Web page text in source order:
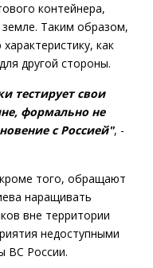
контейнера,
Таким образом,
как
другой стороны.
тестирует свои
формально не
с Россией", -
того, обращают
наращивать
вне территории
недоступными
ВС России.